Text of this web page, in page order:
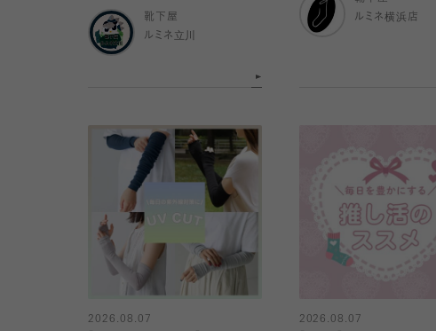
靴下屋
ルミネ立川
ルミネ横浜店
2026.08.07
2026.08.07